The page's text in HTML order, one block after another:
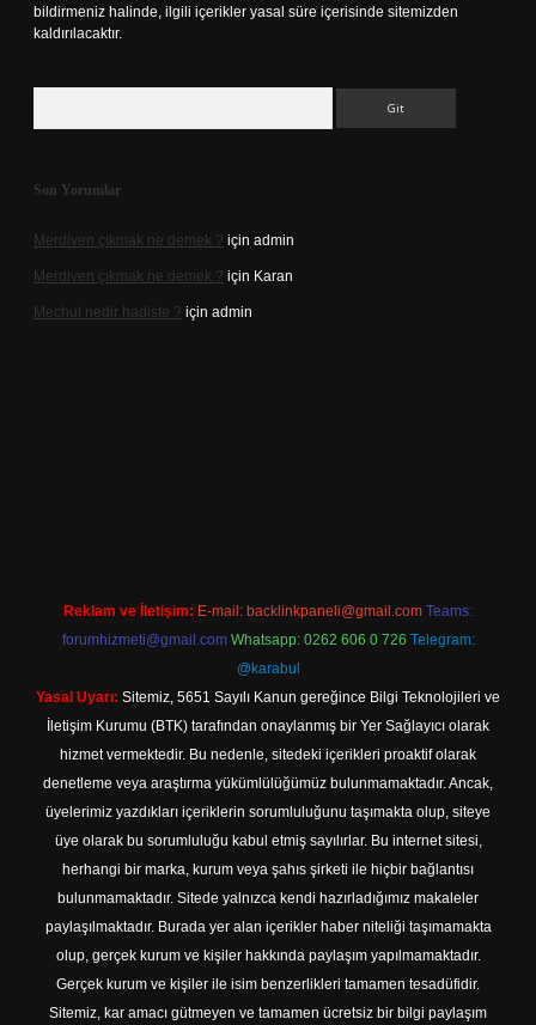
bildirmeniz halinde, ilgili içerikler yasal süre içerisinde sitemizden
kaldırılacaktır.
Son Yorumlar
Merdiven çıkmak ne demek ? için admin
Merdiven çıkmak ne demek ? için Karan
Mechul nedir hadiste ? için admin
Reklam ve İletişim: E-mail: backlinkpaneli@gmail.com Teams:
forumhizmeti@gmail.com Whatsapp: 0262 606 0 726 Telegram:
@karabul
Yasal Uyarı: Sitemiz, 5651 Sayılı Kanun gereğince Bilgi Teknolojileri ve
İletişim Kurumu (BTK) tarafından onaylanmış bir Yer Sağlayıcı olarak
hizmet vermektedir. Bu nedenle, sitedeki içerikleri proaktif olarak
denetleme veya araştırma yükümlülüğümüz bulunmamaktadır. Ancak,
üyelerimiz yazdıkları içeriklerin sorumluluğunu taşımakta olup, siteye
üye olarak bu sorumluluğu kabul etmiş sayılırlar. Bu internet sitesi,
herhangi bir marka, kurum veya şahıs şirketi ile hiçbir bağlantısı
bulunmamaktadır. Sitede yalnızca kendi hazırladığımız makaleler
paylaşılmaktadır. Burada yer alan içerikler haber niteliği taşımamakta
olup, gerçek kurum ve kişiler hakkında paylaşım yapılmamaktadır.
Gerçek kurum ve kişiler ile isim benzerlikleri tamamen tesadüfidir.
Sitemiz, kar amacı gütmeyen ve tamamen ücretsiz bir bilgi paylaşım